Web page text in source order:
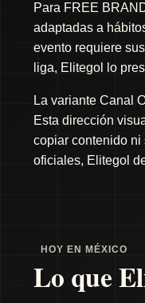
Para FREE
adaptadas a
evento requiere
liga, Elitegol lo
La variante Canal
Esta dirección
copiar contenido ni
oficiales, Elitegol
HOY EN MÉXICO
Lo que